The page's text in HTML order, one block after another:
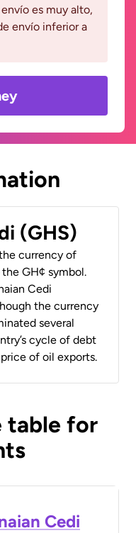
es muy alto,
envío inferior a
(GHS)
currency of
GH¢ symbol.
Cedi
the currency
several
cycle of debt
of oil exports.
table for
Cedi